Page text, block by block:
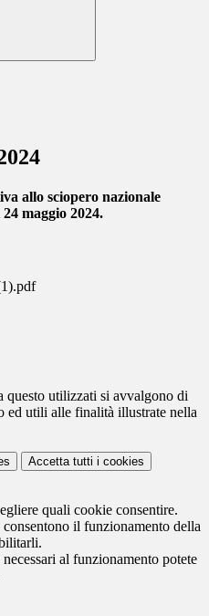
allo sciopero nazionale
24 maggio 2024.
questo utilizzati si avvalgono di
ed utili alle finalità illustrate nella
Accetta tutti i cookies
quali cookie consentire.
il funzionamento della
al funzionamento potete